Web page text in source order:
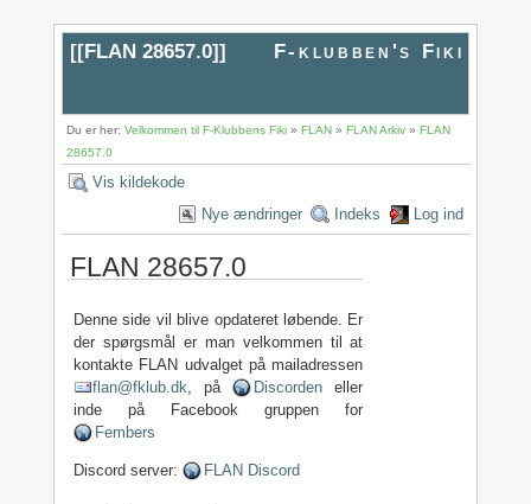
[[FLAN 28657.0]] F-klubben's Fiki
Du er her:Velkommen til F-Klubbens Fiki »FLAN »FLAN Arkiv »FLAN
28657.0
Vis kildekode
Nye ændringer
Indeks Log ind
FLAN 28657.0
Denne side vil blive opdateret løbende. Er
der spørgsmål er man velkommen til at
kontakte FLAN udvalget på mailadressen
flan@fklub.dk , på Discorden eller
inde på Facebook gruppen for
Fembers
Discord server: FLAN Discord